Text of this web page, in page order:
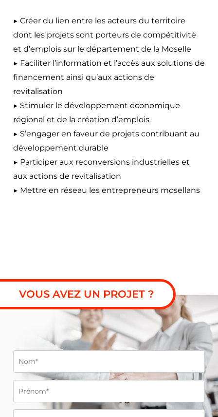
▶️ Créer du lien entre les acteurs du territoire
dont les projets sont porteurs de compétitivité
et d’emplois sur le département de la Moselle
▶️ Faciliter l’information et l’accès aux solutions de
financement ainsi qu’aux actions de
revitalisation
▶️ Stimuler le développement économique
régional et de la création d’emplois
▶️ S’engager en faveur de projets contribuant au
développement durable
▶️ Participer aux reconversions industrielles et
aux actions de revitalisation
▶️ Mettre en réseau les entrepreneurs mosellans
VOUS AVEZ UN PROJET ?